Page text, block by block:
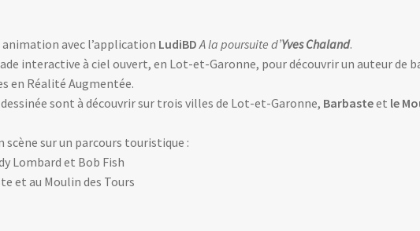
avec l’application LudiBD A la poursuite d’Yves Chaland.
interactive à ciel ouvert, en Lot-et-Garonne, pour découvrir un auteur de
en Réalité Augmentée.
sont à découvrir sur trois villes de Lot-et-Garonne, Barbasteet le
scène sur un parcours touristique :
Lombard et Bob Fish
et au Moulin des Tours